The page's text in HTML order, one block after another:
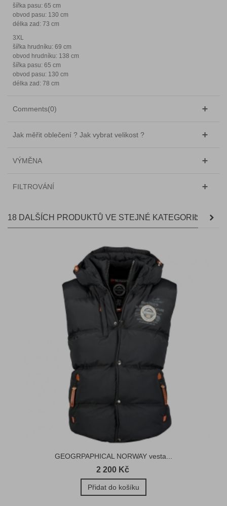
šířka pasu: 65 cm
obvod pasu: 130 cm
délka zad: 73 cm
3XL
šířka hrudníku: 69 cm
obvod hrudníku: 138 cm
šířka pasu: 65 cm
obvod pasu: 130 cm
délka zad: 78 cm
Comments(0)
Jak měřit oblečení ? Jak vybrat velikost ?
VÝMĚNA
FILTROVÁNÍ
18 DALŠÍCH PRODUKTŮ VE STEJNÉ KATEGORII:
GEOGRPAPHICAL NORWAY vesta...
2 200 Kč
Přidat do košíku